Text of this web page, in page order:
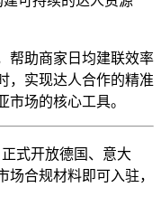
帮助商家日均建联效率
，实现达人合作的精准
场的核心工具。
式开放德国、意大
合规材料即可入驻，